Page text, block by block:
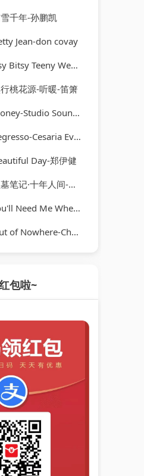
雪千年-孙鹏凯
Jean-don covay
Weeny Honolulu Strandbikini-Die Girls
行桃花源-听暖-笛箫
Studio Sound Group
Cesaria Evora
Day-郑伊健
记·十年人间-是可乐鸭
When I'm Long Gone-ethel waters
Charlie Parker、Charlie Parker Strings
包啦~